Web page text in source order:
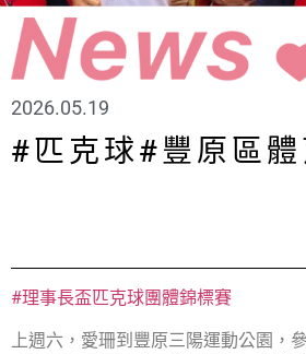
2026.05.19
#匹克球#豐原區體
#理事長盃匹克球團體錦標賽
上週六，愛珊到豐原三陽運動公園，